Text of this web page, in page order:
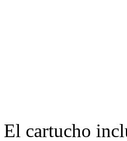
El cartucho